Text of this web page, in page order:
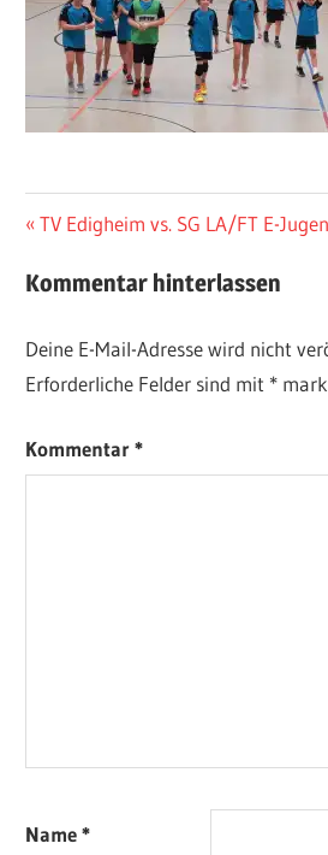
Beitragsnavigation
Vorheriger
TV Edigheim vs. SG LA/FT E-
Kommentar hinterlassen
Deine E-Mail-Adresse wird nicht
Erforderliche Felder sind mit *
Kommentar*
Name*